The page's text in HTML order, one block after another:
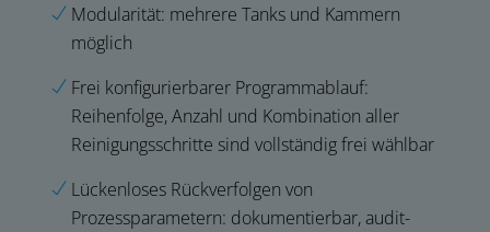
Modularität: mehrere Tanks und Kammern
möglich
Frei konfigurierbarer Programmablauf:
Reihenfolge, Anzahl und Kombination aller
Reinigungsschritte sind vollständig frei wählbar
Lückenloses Rückverfolgen von
Prozessparametern: dokumentierbar, audit-